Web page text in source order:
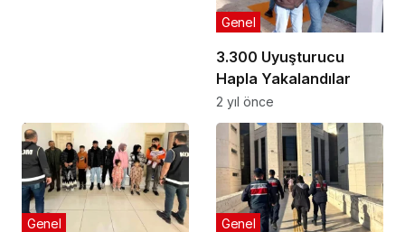
3.300 Uyuşturucu
Hapla Yakalandılar
Genel
2 yıl önce
Genel Genel